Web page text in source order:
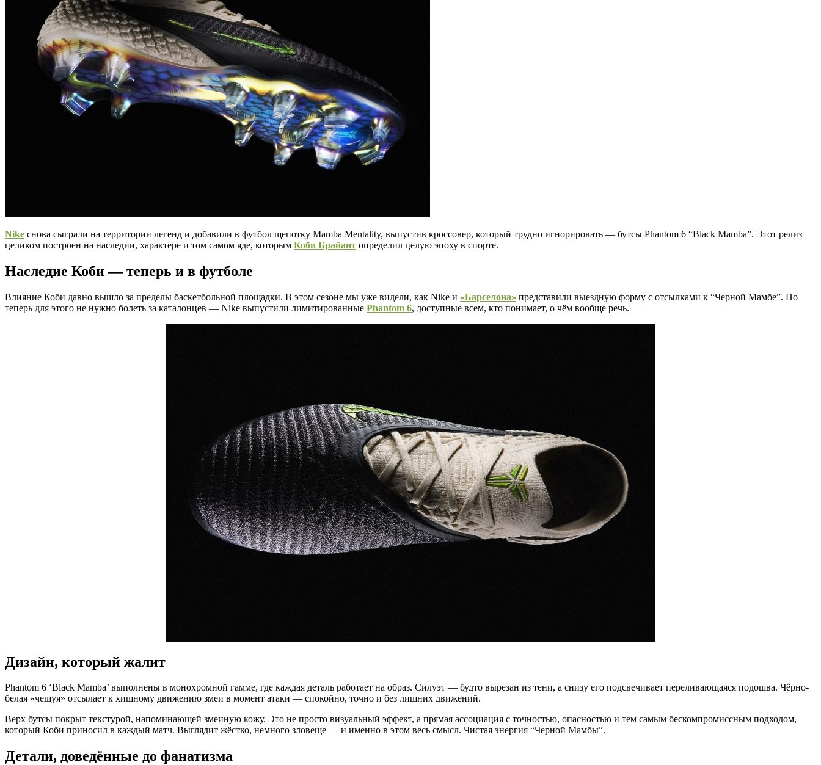
Nike снова сыграли на территории легенд и добавили в футбол щепотку Mamba Mentality, выпустив кроссовер, который трудно игнорировать — бутсы Phantom 6 “Black Mamba”. Этот релиз
целиком построен на наследии, характере и том самом яде, которым Коби Брайант определил целую эпоху в спорте.
Наследие Коби — теперь и в футболе
Влияние Коби давно вышло за пределы баскетбольной площадки. В этом сезоне мы уже видели, как Nike и «Барселона» представили выездную форму с отсылками к “Черной Мамбе”. Но
теперь для этого не нужно болеть за каталонцев — Nike выпустили лимитированные Phantom 6, доступные всем, кто понимает, о чём вообще речь.
Дизайн, который жалит
Phantom 6 ‘Black Mamba’ выполнены в монохромной гамме, где каждая деталь работает на образ. Силуэт — будто вырезан из тени, а снизу его подсвечивает переливающаяся подошва. Чёрно-
белая «чешуя» отсылает к хищному движению змеи в момент атаки — спокойно, точно и без лишних движений.
Верх бутсы покрыт текстурой, напоминающей змеиную кожу. Это не просто визуальный эффект, а прямая ассоциация с точностью, опасностью и тем самым бескомпромиссным подходом,
который Коби приносил в каждый матч. Выглядит жёстко, немного зловеще — и именно в этом весь смысл. Чистая энергия “Черной Мамбы”.
Детали, доведённые до фанатизма